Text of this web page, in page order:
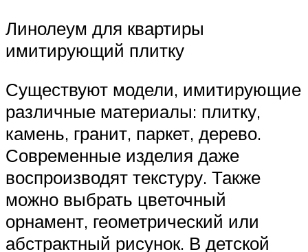
Линолеум для квартиры
имитирующий плитку
Существуют модели, имитирующие
различные материалы: плитку,
камень, гранит, паркет, дерево.
Современные изделия даже
воспроизводят текстуру. Также
можно выбрать цветочный
орнамент, геометрический или
абстрактный рисунок. В детской